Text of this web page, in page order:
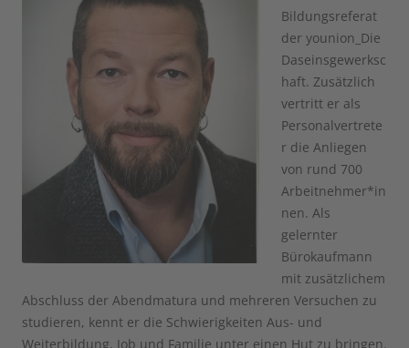
Bildungsreferat
der younion_Die
Daseinsgewerksc
haft. Zusätzlich
vertritt er als
Personalvertrete
r die Anliegen
von rund 700
Arbeitnehmer*in
nen. Als
gelernter
Bürokaufmann
mit zusätzlichem
Abschluss der Abendmatura und mehreren Versuchen zu
studieren, kennt er die Schwierigkeiten Aus- und
Weiterbildung, Job und Familie unter einen Hut zu bringen.